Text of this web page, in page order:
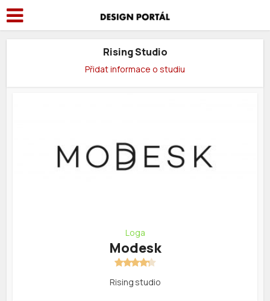
Rising Studio
Přidat informace o studiu
Loga
Modesk
Rising studio